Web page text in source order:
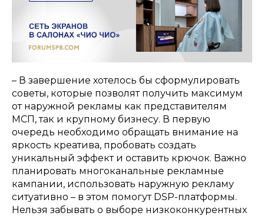
– В завершение хотелось бы сформулировать
советы, которые позволят получить максимум
от наружной рекламы как представителям
МСП, так и крупному бизнесу. В первую
очередь необходимо обращать внимание на
яркость креатива, пробовать создать
уникальный эффект и оставить крючок. Важно
планировать многоканальные рекламные
кампании, использовать наружную рекламу
ситуативно – в этом помогут DSP-платформы.
Нельзя забывать о выборе низкоконкурентных